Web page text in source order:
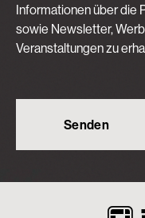
Informationen über die
sowie Newsletter,
Veranstaltungen zu